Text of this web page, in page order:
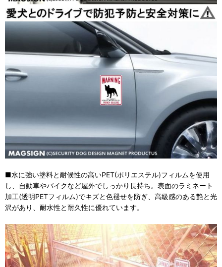
■水に強い塗料と耐候性の高いPET(ポリエステル)フィルムを使用
し、自動車やバイクなど屋外でしっかり長持ち。表面のラミネート
加工(透明PETフィルム)でキズと色褪せを防ぎ、高級感のある艶と光
沢があり、耐水性と耐久性に優れています。